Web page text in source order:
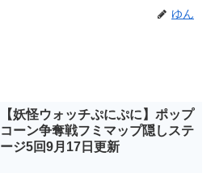
ゆん
【妖怪ウォッチぷにぷに】ポップ
コーン争奪戦フミマップ隠しステ
ージ5回9月17日更新